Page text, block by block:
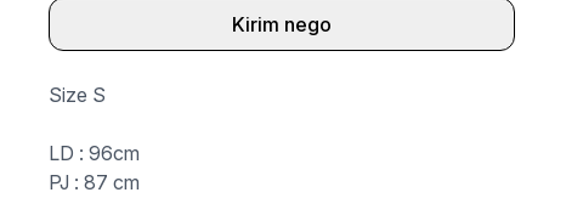
Kirim nego
Size S
LD : 96cm
PJ : 87 cm